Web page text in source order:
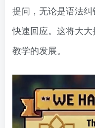
提问，无论是语法
快速回应。这将大
教学的发展。